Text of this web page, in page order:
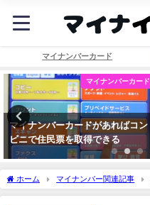
マイナンバーカード
マイナンバーカード
マイナンバーカードがあればコン
ビニで住民票を取得できる
ホーム マイナンバー関連記事
12月中旬開始、事業者向けAPIは中止へ